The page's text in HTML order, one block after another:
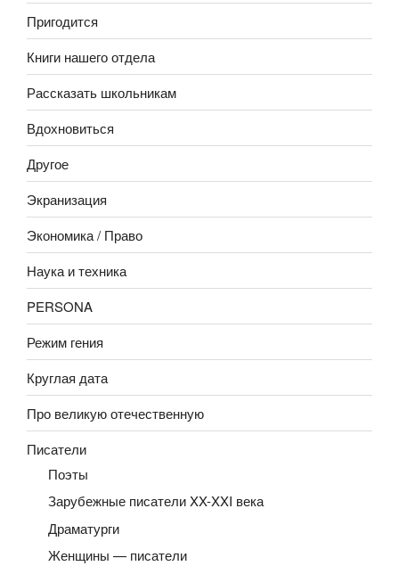
Пригодится
Книги нашего отдела
Рассказать школьникам
Вдохновиться
Другое
Экранизация
Экономика / Право
Наука и техника
PERSONA
Режим гения
Круглая дата
Про великую отечественную
Писатели
Поэты
Зарубежные писатели XX-XXI века
Драматурги
Женщины — писатели